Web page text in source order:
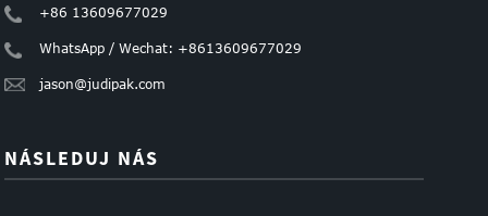
+86 13609677029
WhatsApp / Wechat: +8613609677029
jason@judipak.com
NÁSLEDUJ NÁS